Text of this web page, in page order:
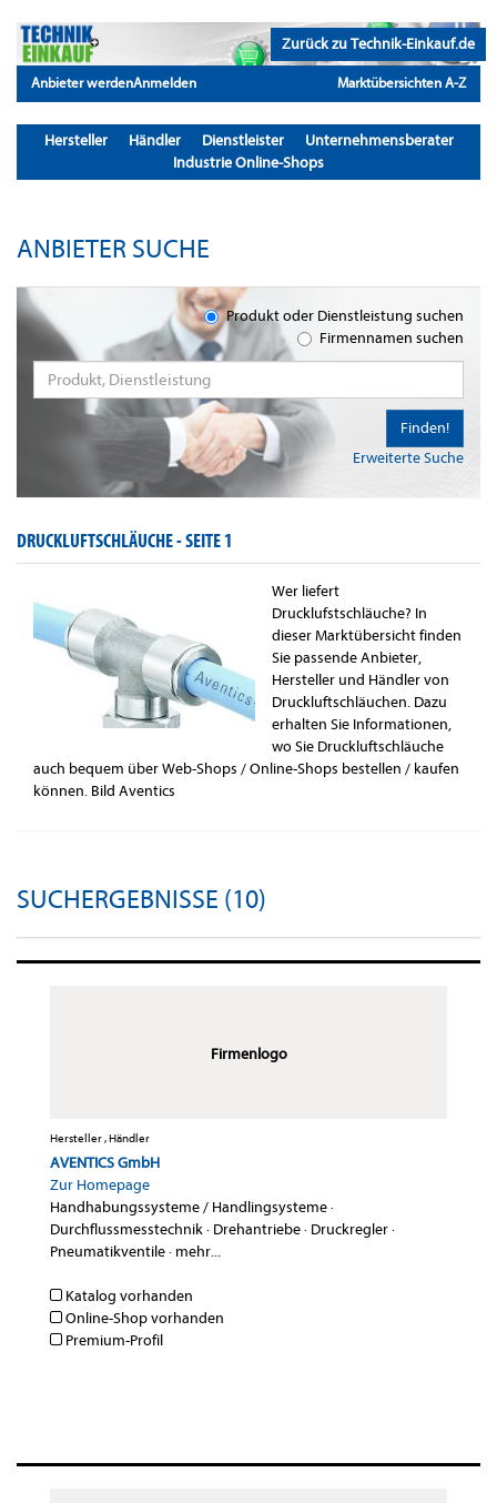
Zurück zu Technik-Einkauf.de
Anbieter werdenAnmelden Marktübersichten A-Z
Hersteller Händler Dienstleister
Unternehmensberater
Industrie Online-Shops
ANBIETER SUCHE
Produkt oder Dienstleistung suchen
Firmennamen suchen
Erweiterte Suche
Finden!
DRUCKLUFTSCHLÄUCHE -SEITE 1
Wer liefert
Drucklufstschläuche? In
dieser Marktübersicht finden
Sie passende Anbieter,
Hersteller und Händler von
Druckluftschläuchen. Dazu
erhalten Sie Informationen,
wo Sie Druckluftschläuche
auch bequem über Web-Shops / Online-Shops bestellen / kaufen
können. Bild Aventics
SUCHERGEBNISSE (10)
Firmenlogo
Hersteller , Händler
AVENTICS GmbH
Zur Homepage
Handhabungssysteme / Handlingsysteme·
Durchflussmesstechnik· Drehantriebe· Druckregler·
Pneumatikventile· mehr...
Katalog vorhanden
Online-Shop vorhanden
Premium-Profil